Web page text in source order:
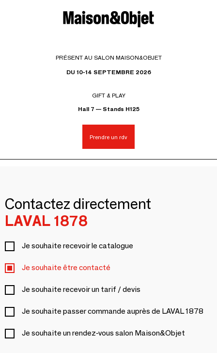
PRÉSENT AU SALON MAISON&OBJET
DU 10-14 SEPTEMBRE 2026
GIFT & PLAY
Hall 7 — Stands H125
Prendre un rdv
Contactez directement
LAVAL 1878
Je souhaite recevoir le catalogue
Je souhaite être contacté
Je souhaite recevoir un tarif / devis
Je souhaite passer commande auprès de LAVAL 1878
Je souhaite un rendez-vous salon Maison&Objet